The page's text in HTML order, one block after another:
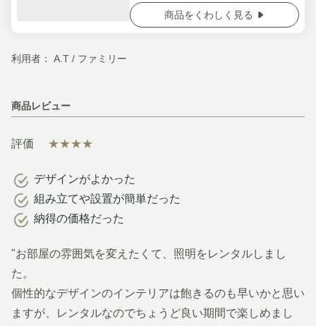
商品をくわしく見る
利用者： A.T / ファミリー
商品レビュー
評価 ★★★★
デザインがよかった
組み立てや設置が簡単だった
納得の価格だった
"お部屋の雰囲気を変えたくて、照明をレンタルしまし
た。
個性的なデザインのインテリアは飽きるのも早いかと思い
ますが、レンタルなのでちょうど良い期間で楽しめまし